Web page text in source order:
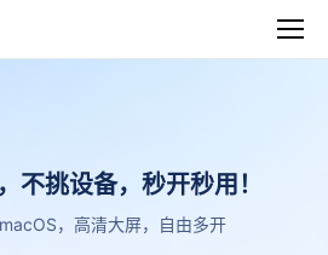
不挑设备，秒开秒用！
，高清大屏，自由多开